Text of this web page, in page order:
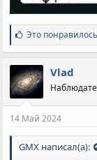
С
и
м
п
а
т
и
:
Это
Vlad
14 Май 2024
GMX написал(а):